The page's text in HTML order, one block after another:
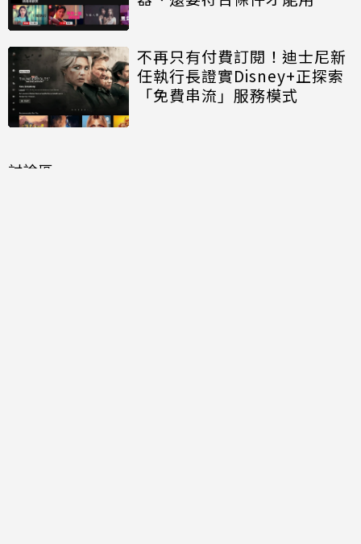
不再只有付費訂閱！迪士尼新
任執行長證實Disney+正探索
「免費串流」服務模式
討論區